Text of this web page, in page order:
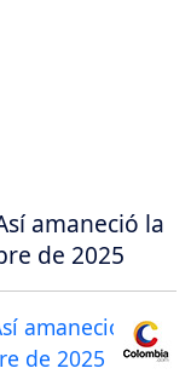
amaneció la
de 2025